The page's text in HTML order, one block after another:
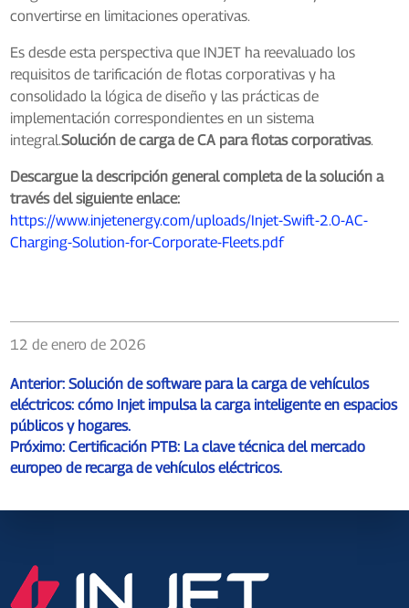
convertirse en limitaciones operativas.
Es desde esta perspectiva que INJET ha reevaluado los
requisitos de tarificación de flotas corporativas y ha
consolidado la lógica de diseño y las prácticas de
implementación correspondientes en un sistema
integral.Solución de carga de CA para flotas corporativas.
Descargue la descripción general completa de la solución a
través del siguiente enlace:
https://www.injetenergy.com/uploads/Injet-Swift-2.0-AC-
Charging-Solution-for-Corporate-Fleets.pdf
12 de enero de 2026
Anterior: Solución de software para la carga de vehículos
eléctricos: cómo Injet impulsa la carga inteligente en espacios
públicos y hogares.
Próximo: Certificación PTB: La clave técnica del mercado
europeo de recarga de vehículos eléctricos.